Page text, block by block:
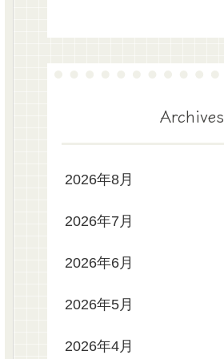
Archives
2026年8月
2026年7月
2026年6月
2026年5月
2026年4月